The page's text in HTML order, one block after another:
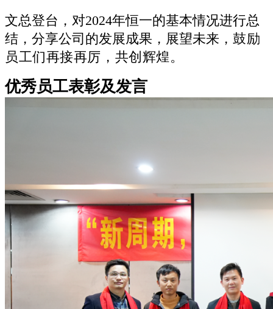
文总登台，对2024年恒一的基本情况进行总
结，分享公司的发展成果，展望未来， 鼓励
员工们再接再厉，共创辉煌。
优秀员工表彰及发言